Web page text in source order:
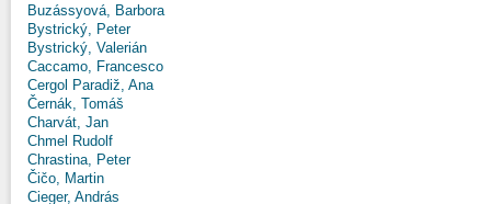
Buzássyová, Barbora
Bystrický, Peter
Bystrický, Valerián
Caccamo, Francesco
Cergol Paradiž, Ana
Černák, Tomáš
Charvát, Jan
Chmel Rudolf
Chrastina, Peter
Čičo, Martin
Cieger, András